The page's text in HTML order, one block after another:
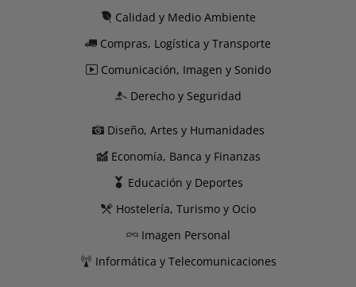
Calidad y Medio Ambiente
Compras, Logística y Transporte
Comunicación, Imagen y Sonido
Derecho y Seguridad
Diseño, Artes y Humanidades
Economía, Banca y Finanzas
Educación y Deportes
Hostelería, Turismo y Ocio
Imagen Personal
Informática y Telecomunicaciones